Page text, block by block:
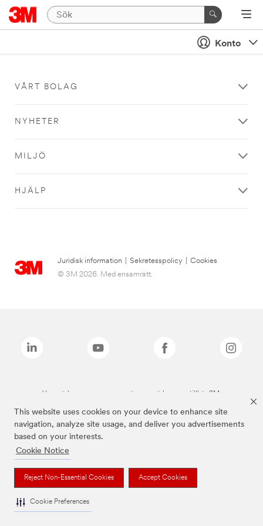
This website uses cookies on your device to enhance site
navigation, analyze site usage, and deliver you advertisements
based on your interests.
Cookie Notice
Reject Non-Essential Cookies Accept Cookies
Cookie Preferences
Konto
VÅRT BOLAG
NYHETER
MILJÖ
HJÄLP
Juridisk information Sekretesspolicy
Cookies
© 3M 2026. Med ensamrätt.
Varumärken som anges ovan är varumärken som tillhör 3M.